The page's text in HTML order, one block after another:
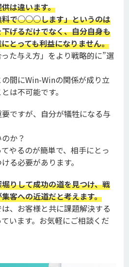
は違います。
料で○○○します」というのは
げるだけでなく、自分自身も
とっても利益になりません。
た与え方」をより戦略的に”選
間にWin-Winの関係が成り立
は不可能です。
ですが、自分が犠牲になる与
か？
やるのが簡単で、相手にとっ
る必要があります。
りして成功の道を見つけ、戦
客への近道だと考えます。
、お客様と共に課題解決する
います。 お気軽にご相談くだ